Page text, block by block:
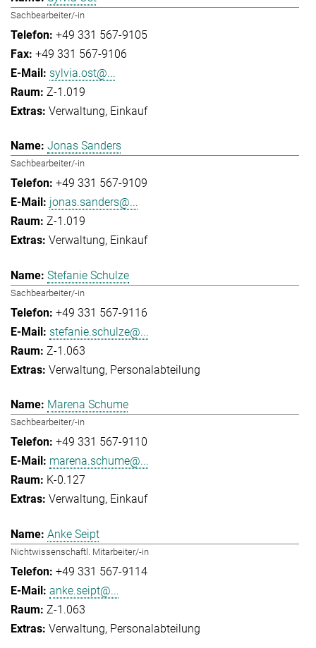
Sachbearbeiter/-in
+49 331 567-9105
+49 331 567-9106
sylvia.ost@...
Z-1.019
Verwaltung Einkauf
Jonas Sanders
Sachbearbeiter/-in
+49 331 567-9109
jonas.sanders@...
Z-1.019
Verwaltung Einkauf
Stefanie Schulze
Sachbearbeiter/-in
+49 331 567-9116
stefanie.schulze@...
Z-1.063
Verwaltung Personalabteilung
Marena Schume
Sachbearbeiter/-in
+49 331 567-9110
marena.schume@...
K-0.127
Verwaltung Einkauf
Anke Seipt
Nichtwissenschaftl. Mitarbeiter/-in
+49 331 567-9114
anke.seipt@...
Z-1.063
Verwaltung Personalabteilung